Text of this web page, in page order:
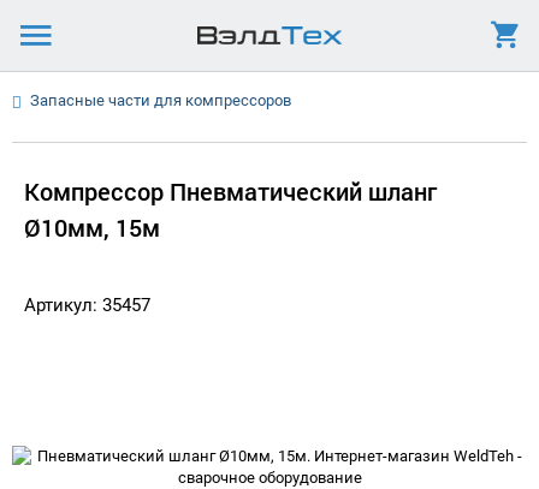
Запасные части для компрессоров
Компрессор Пневматический шланг
Ø10мм, 15м
Артикул: 35457